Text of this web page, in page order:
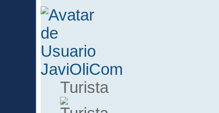
JaviOliCom
Turista